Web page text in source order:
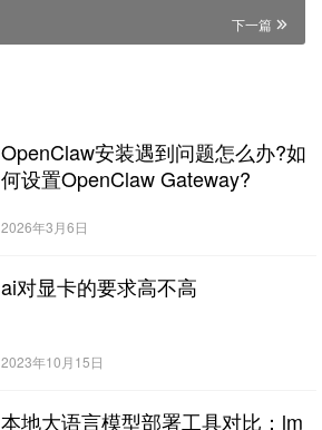
下一篇
OpenClaw安装遇到问题怎么办?如
何设置OpenClaw Gateway?
2026年3月6日
ai对显卡的要求高不高
2023年10月15日
本地大语言模型部署工具对比：lm